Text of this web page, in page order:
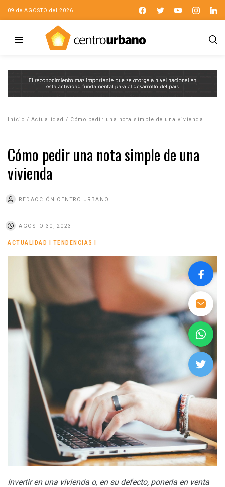
09 de AGOSTO del 2026
Inicio / Actualidad / Cómo pedir una nota simple de una vivienda
Cómo pedir una nota simple de una
vivienda
REDACCIÓN CENTRO URBANO
AGOSTO 30, 2023
ACTUALIDAD TENDENCIAS
Invertir en una vivienda o, en su defecto, ponerla en venta